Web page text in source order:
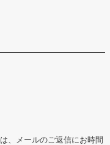
、メールのご返信にお時間